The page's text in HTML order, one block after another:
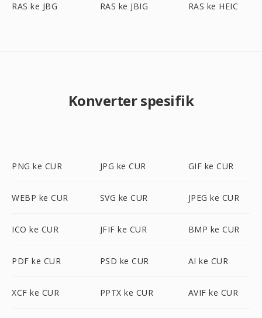
RAS ke JBG RAS ke JBIG RAS ke HEIC
Konverter spesifik
PNG ke CUR JPG ke CUR GIF ke CUR
WEBP ke CUR SVG ke CUR JPEG ke CUR
ICO ke CUR JFIF ke CUR BMP ke CUR
PDF ke CUR PSD ke CUR AI ke CUR
XCF ke CUR PPTX ke CUR AVIF ke CUR